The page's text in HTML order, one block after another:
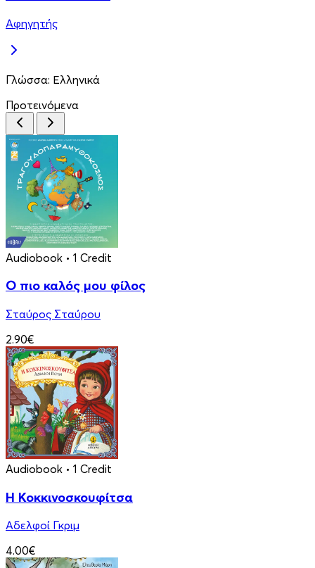
Αφηγητής
Γλώσσα: Ελληνικά
Προτεινόμενα
Audiobook • 1 Credit
Ο πιο καλός μου φίλος
Σταύρος Σταύρου
2.90€
Audiobook • 1 Credit
Η Κοκκινοσκουφίτσα
Αδελφοί Γκριμ
4.00€